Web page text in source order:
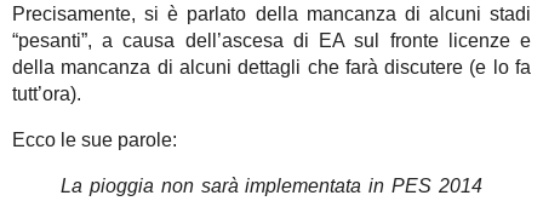
Precisamente, si è parlato della mancanza di alcuni stadi
“pesanti”, a causa dell’ascesa di EA sul fronte licenze e
della mancanza di alcuni dettagli che farà discutere (e lo fa
tutt’ora).
Ecco le sue parole:
La pioggia non sarà implementata in PES 2014